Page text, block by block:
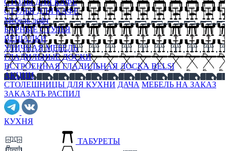
СТОЛЫ ДЛЯ КАФЕ
СТУЛЬЯ ДЛЯ КАФЕ
Мебель лофт
БАРНЫЕ СТУЛЬЯ
ВЕШАЛКИ
УЛИЧНАЯ МЕБЕЛЬ
ГЛАДИЛЬНЫЕ ДОСКИ
ВСТРОЕННАЯ ГЛАДИЛЬНАЯ ДОСКА BELSI
АКЦИИ
СТОЛЕШНИЦЫ ДЛЯ КУХНИ ДАЧА МЕБЕЛЬ НА ЗАКАЗ
ЗАКАЗАТЬ РАСПИЛ
КУХНЯ
ТАБУРЕТЫ